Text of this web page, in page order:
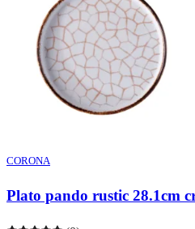
CORONA
Plato pando rustic 28.1cm